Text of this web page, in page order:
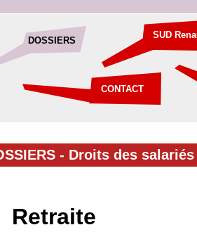
SUD
DOSSIERS
CONTACT
- Droits des
Retraite